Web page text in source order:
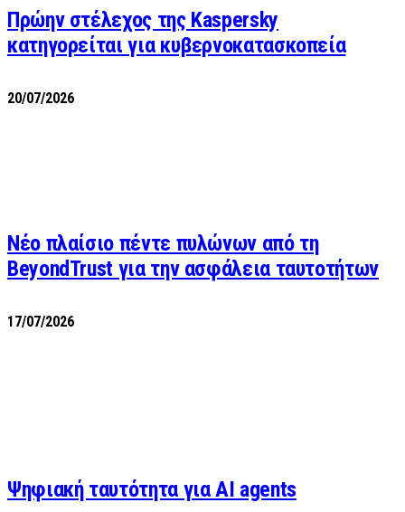
Πρώην στέλεχος της Kaspersky
κατηγορείται για κυβερνοκατασκοπεία
20/07/2026
Νέο πλαίσιο πέντε πυλώνων από τη
BeyondTrust για την ασφάλεια ταυτοτήτων
17/07/2026
Ψηφιακή ταυτότητα για AI agents